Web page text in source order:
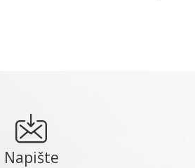
Napište